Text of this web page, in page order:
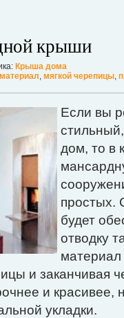
тараканы, грызуны или
из паразитов
вдвое, а то и втрое
обратиться в проверенную
крыши
Крыша дома
, мягкой черепицы,
Если вы
дом, то в
простых.
будет
отводку
и заканчивая
и красивее,
укладки.